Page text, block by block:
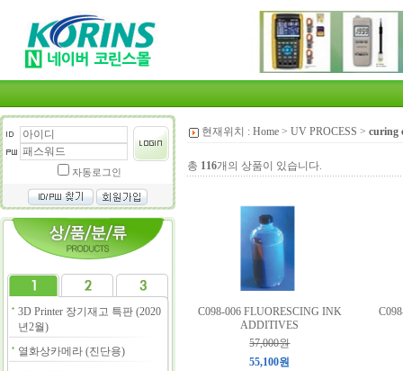
자동로그인
3D Printer 장기재고 특판 (2020
년2월)
열화상카메라 (진단용)
현재위치 : Home > UV PROCESS > curing
총 116개의 상품이 있습니다.
C098-006 FLUORESCING INK
ADDITIVES
57,000원
55,100원